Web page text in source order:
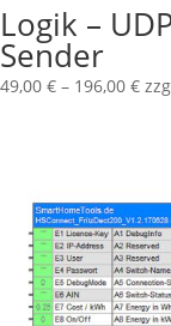
Logik –
Sender
49,00 € – 196,00 €